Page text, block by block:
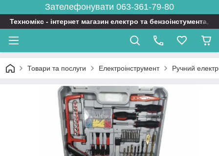
Зателефонувати 063-361-79-80
Техномікс - інтернет магазин електро та бензоінстумента,
Товари та послуги Електроінструмент Ручний